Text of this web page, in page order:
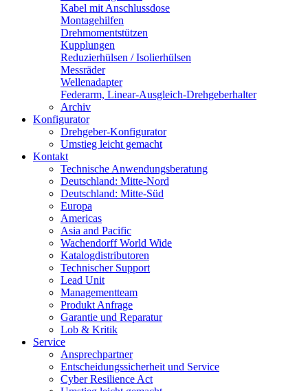
Kabel mit Anschlussdose
Montagehilfen
Drehmomentstützen
Kupplungen
Reduzierhülsen / Isolierhülsen
Messräder
Wellenadapter
Federarm, Linear-Ausgleich-Drehgeberhalter
Archiv
Konfigurator
Drehgeber-Konfigurator
Umstieg leicht gemacht
Kontakt
Technische Anwendungsberatung
Deutschland: Mitte-Nord
Deutschland: Mitte-Süd
Europa
Americas
Asia and Pacific
Wachendorff World Wide
Katalogdistributoren
Technischer Support
Lead Unit
Managementteam
Produkt Anfrage
Garantie und Reparatur
Lob & Kritik
Service
Ansprechpartner
Entscheidungssicherheit und Service
Cyber Resilience Act